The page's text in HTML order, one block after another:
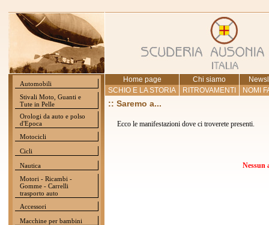
Automobili
Stivali Moto, Guanti e
Tute in Pelle
Orologi da auto e polso
d'Epoca
Motocicli
Cicli
Nautica
Motori - Ricambi -
Gomme - Carrelli
trasporto auto
Accessori
Macchine per bambini
Home page Chi siamo
SCHIO E LA STORIA
RITROVAMENTI NOMI
:: Saremo a...
Ecco le manifestazioni dove ci troverete presenti.
Nessun